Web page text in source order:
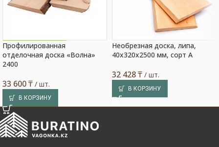
Акция на товар!
Профилированная
отделочная доска «Волна»
2400
33 600₸ / шт.
В КОРЗИНУ
Необрезная доска, липа,
40x320x2500 мм, сорт A
32 428₸ / шт.
В КОРЗИНУ